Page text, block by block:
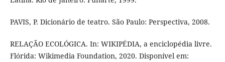
PAVIS, P. Dicionário de teatro. São Paulo: Perspectiva, 2008.
RELAÇÃO ECOLÓGICA. In: WIKIPÉDIA, a enciclopédia livre.
Flórida: Wikimedia Foundation, 2020. Disponível em: